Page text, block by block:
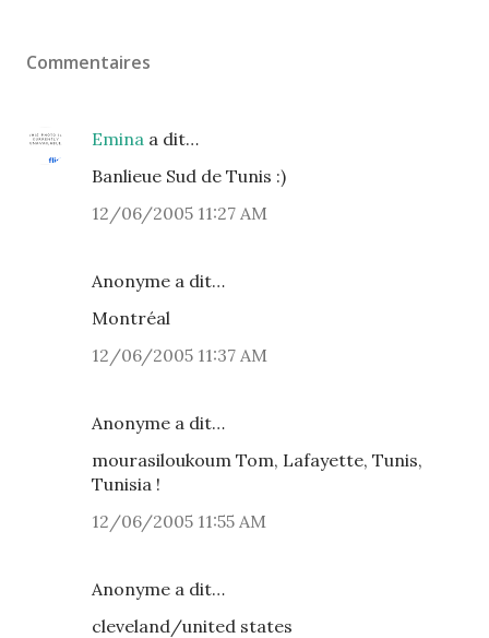
Commentaires
Emina a dit…
Banlieue Sud de Tunis :)
12/06/2005 11:27 AM
Anonyme a dit…
Montréal
12/06/2005 11:37 AM
Anonyme a dit…
mourasiloukoum Tom, Lafayette, Tunis,
Tunisia !
12/06/2005 11:55 AM
Anonyme a dit…
cleveland/united states